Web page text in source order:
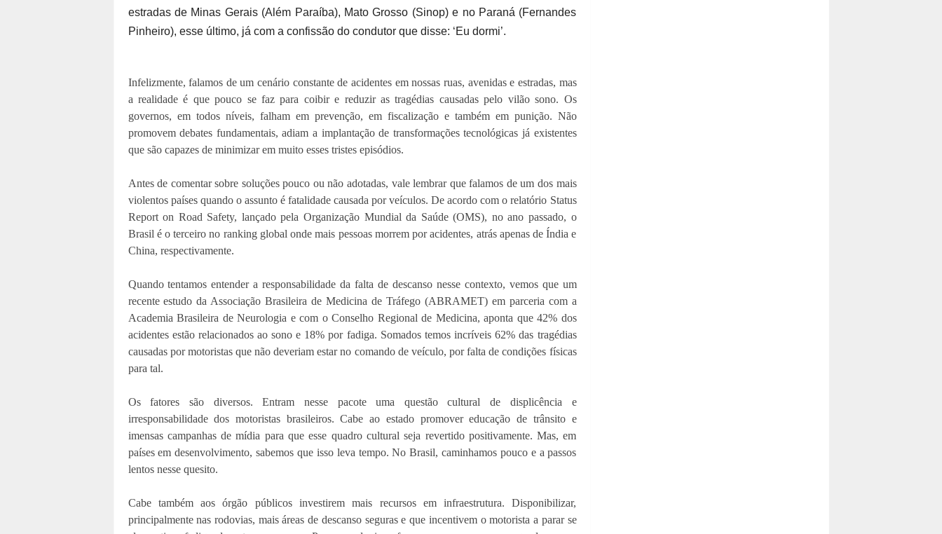
estradas de Minas Gerais (Além Paraíba), Mato Grosso (Sinop) e no Paraná (Fernandes
Pinheiro), esse último, já com a confissão do condutor que disse: ‘Eu dormi’.
Infelizmente, falamos de um cenário constante de acidentes em nossas ruas, avenidas e estradas, mas
a realidade é que pouco se faz para coibir e reduzir as tragédias causadas pelo vilão sono. Os
governos, em todos níveis, falham em prevenção, em fiscalização e também em punição. Não
promovem debates fundamentais, adiam a implantação de transformações tecnológicas já existentes
que são capazes de minimizar em muito esses tristes episódios.
Antes de comentar sobre soluções pouco ou não adotadas, vale lembrar que falamos de um dos mais
violentos países quando o assunto é fatalidade causada por veículos. De acordo com o relatório Status
Report on Road Safety, lançado pela Organização Mundial da Saúde (OMS), no ano passado, o
Brasil é o terceiro no ranking global onde mais pessoas morrem por acidentes, atrás apenas de Índia e
China, respectivamente.
Quando tentamos entender a responsabilidade da falta de descanso nesse contexto, vemos que um
recente estudo da Associação Brasileira de Medicina de Tráfego (ABRAMET) em parceria com a
Academia Brasileira de Neurologia e com o Conselho Regional de Medicina, aponta que 42% dos
acidentes estão relacionados ao sono e 18% por fadiga. Somados temos incríveis 62% das tragédias
causadas por motoristas que não deveriam estar no comando de veículo, por falta de condições físicas
para tal.
Os fatores são diversos. Entram nesse pacote uma questão cultural de displicência e
irresponsabilidade dos motoristas brasileiros. Cabe ao estado promover educação de trânsito e
imensas campanhas de mídia para que esse quadro cultural seja revertido positivamente. Mas, em
países em desenvolvimento, sabemos que isso leva tempo. No Brasil, caminhamos pouco e a passos
lentos nesse quesito.
Cabe também aos órgão públicos investirem mais recursos em infraestrutura. Disponibilizar,
principalmente nas rodovias, mais áreas de descanso seguras e que incentivem o motorista a parar se